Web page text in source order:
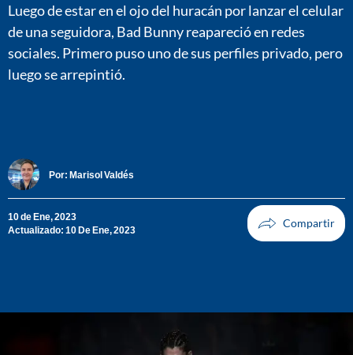
Luego de estar en el ojo del huracán por lanzar el celular
de una seguidora, Bad Bunny reapareció en redes
sociales. Primero puso uno de sus perfiles privado, pero
luego se arrepintió.
Por: Marisol Valdés
10 de Ene, 2023
Actualizado: 10 De Ene, 2023